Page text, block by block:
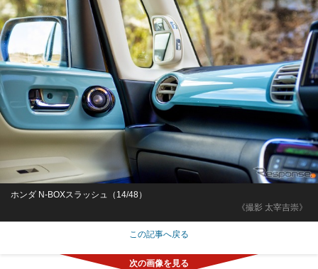
《撮影 太宰吉崇》
ホンダ N-BOXスラッシュ（14/48）
この記事へ戻る